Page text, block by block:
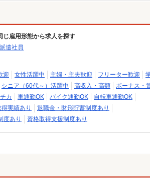
じ雇用形態から求人を探す
派遣社員
迎 女性活躍中 主婦・主夫歓迎 フリーター歓迎
シニア（60代～）活躍中 高収入・高額
ボーナス・
カ 車通勤OK バイク通勤OK
自転車通勤OK
実績あり
退職金・財形貯蓄制度あり
度あり 資格取得支援制度あり